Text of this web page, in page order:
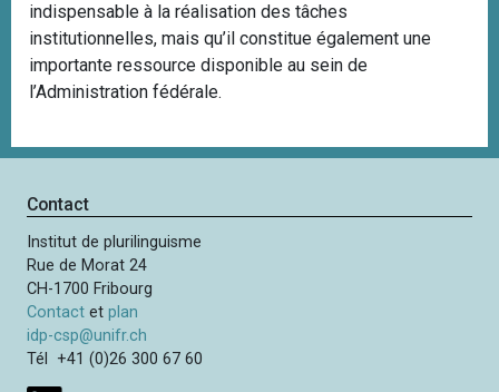
indispensable à la réalisation des tâches
institutionnelles, mais qu’il constitue également une
importante ressource disponible au sein de
l’Administration fédérale.
Contact
Institut de plurilinguisme
Rue de Morat 24
CH-1700 Fribourg
Contact etplan
idp-csp@unifr.ch
Tél +41 (0)26 300 67 60